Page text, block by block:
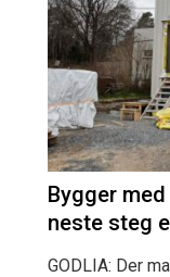
Bygger
neste steg
GODLIA: Der